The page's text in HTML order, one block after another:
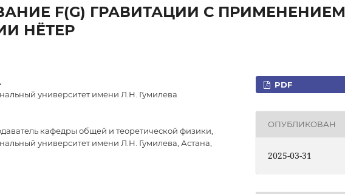
F(G) ГРАВИТАЦИИ С ПРИМЕНЕНИЕМ
НЁТЕР
университет имени Л.Н. Гумилева
кафедры общей и теоретической физики,
университет имени Л.Н. Гумилева, Астана,
PDF
ОПУБЛИКОВАН
2025-03-31